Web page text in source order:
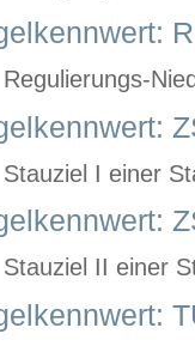
Regulierungs-
Stauziel I einer
Stauziel II einer